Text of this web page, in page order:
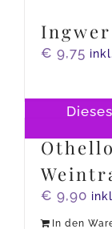
€ 9,75
€ 9,90
In den